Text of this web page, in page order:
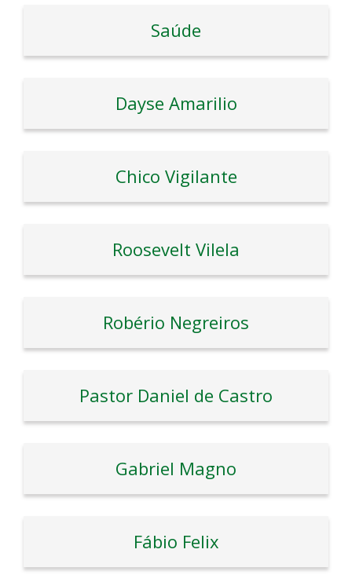
Saúde
Dayse Amarilio
Chico Vigilante
Roosevelt Vilela
Robério Negreiros
Pastor Daniel de Castro
Gabriel Magno
Fábio Felix